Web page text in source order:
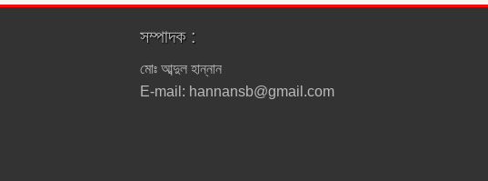
সম্পাদক :
মোঃ আব্দুল হান্নান
E-mail: hannansb@gmail.com